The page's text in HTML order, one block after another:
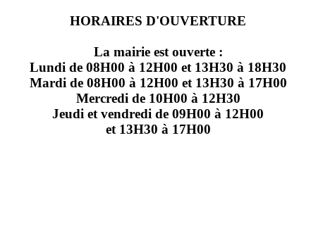
HORAIRES D'OUVERTURE
La mairie est ouverte :
Lundi de 08H00 à 12H00 et 13H30 à 18H30
Mardi de 08H00 à 12H00 et 13H30 à 17H00
Mercredi de 10H00 à 12H30
Jeudi et vendredi de 09H00 à 12H00
et 13H30 à 17H00